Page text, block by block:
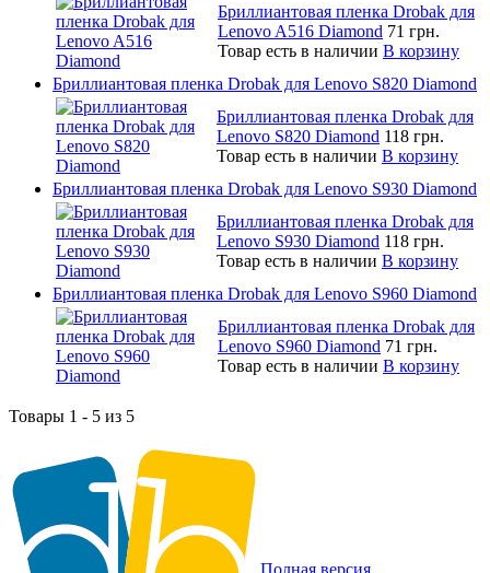
Бриллиантовая пленка Drobak для
Lenovo A516 Diamond 71 грн.
Товар есть в наличии В корзину
Бриллиантовая пленка Drobak для Lenovo S820 Diamond
Бриллиантовая пленка Drobak для
Lenovo S820 Diamond 118 грн.
Товар есть в наличии В корзину
Бриллиантовая пленка Drobak для Lenovo S930 Diamond
Бриллиантовая пленка Drobak для
Lenovo S930 Diamond 118 грн.
Товар есть в наличии В корзину
Бриллиантовая пленка Drobak для Lenovo S960 Diamond
Бриллиантовая пленка Drobak для
Lenovo S960 Diamond 71 грн.
Товар есть в наличии В корзину
Товары 1 - 5 из 5
Полная версия